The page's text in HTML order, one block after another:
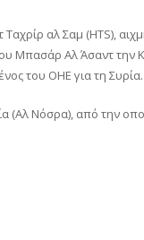
Ταχρίρ αλ Σαμ (HTS),
Αλ Άσαντ την
του ΟΗΕ για τη Συρία.
(Αλ Νόσρα), από την